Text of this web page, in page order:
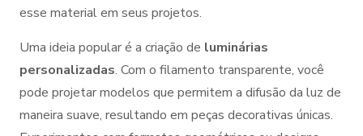
esse material em seus projetos.
Uma ideia popular é a criação de luminárias
personalizadas. Com o filamento transparente, você
pode projetar modelos que permitem a difusão da luz de
maneira suave, resultando em peças decorativas únicas.